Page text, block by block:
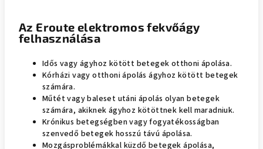
Az Eroute elektromos fekvőágy
felhasználása
Idős vagy ágyhoz kötött betegek otthoni ápolása.
Kórházi vagy otthoni ápolás ágyhoz kötött betegek
számára.
Műtét vagy baleset utáni ápolás olyan betegek
számára, akiknek ágyhoz kötöttnek kell maradniuk.
Krónikus betegségben vagy fogyatékosságban
szenvedő betegek hosszú távú ápolása.
Mozgásproblémákkal küzdő betegek ápolása,